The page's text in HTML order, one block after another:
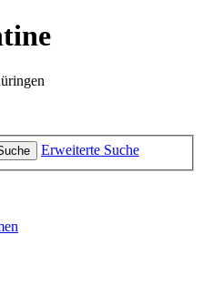
Erweiterte Suche